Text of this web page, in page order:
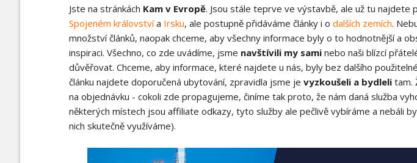
Jste na stránkách Kam v Evropě. Jsou stále teprve ve výstavbě, ale už tu najdete
Spojeném královstvía Irsku, ale postupně přidáváme články i o dalších zemích.
množství článků, naopak chceme, aby všechny informace byly o to hodnotnější a
inspiraci. Všechno, co zde uvádíme, jsme navštívili my saminebo naši blízcí
důvěřovat. Chceme, aby informace, které najdete u nás, byly bez dalšího
článku najdete doporučená ubytování, zpravidla jsme je vyzkoušeli a bydlelitam.
na objednávku - cokoli zde propagujeme, činíme tak proto, že nám daná služba
některých místech jsou affiliate odkazy, tyto služby ale pečlivě vybíráme a nebáli
nich skutečně využíváme).